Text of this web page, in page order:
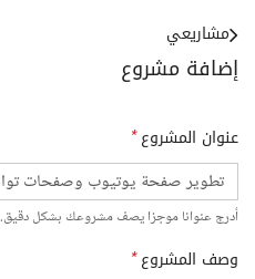
إضافة مشروع
مشاريعي
عنوان المشروع*
أدرج عنوانا موجزا يصف مشروعك بشكل دقيق.
وصف المشروع*